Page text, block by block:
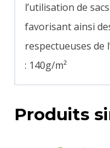
l’utilisation de
favorisant ainsi
respectueuses de
: 140g/m²
Produits